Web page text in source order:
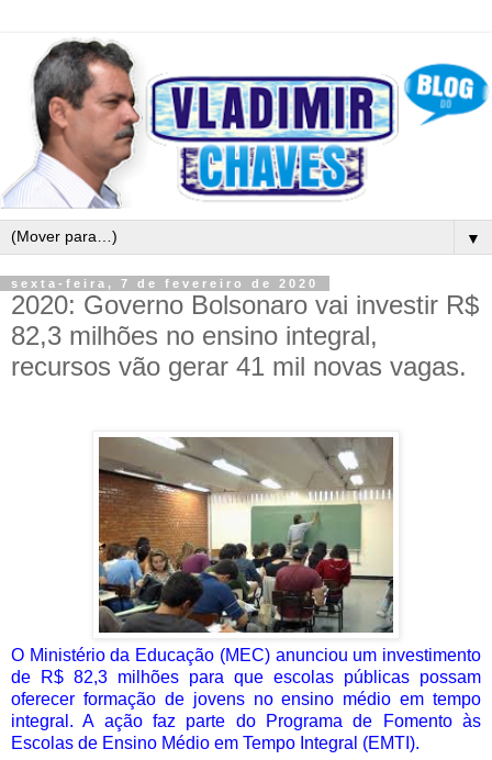
▼
sexta-feira, 7 de fevereiro de 2020
2020: Governo Bolsonaro vai investir R$
82,3 milhões no ensino integral,
recursos vão gerar 41 mil novas vagas.
O Ministério da Educação (MEC) anunciou um investimento
de R$ 82,3 milhões para que escolas públicas possam
oferecer formação de jovens no ensino médio em tempo
integral. A ação faz parte do Programa de Fomento às
Escolas de Ensino Médio em Tempo Integral (EMTI).